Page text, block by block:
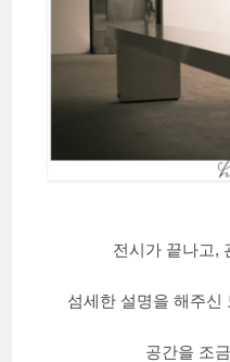
전시가 끝나고,
섬세한 설명을 해주신
공간을 조